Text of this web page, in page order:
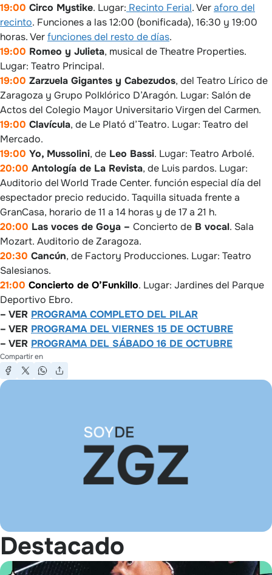
19:00 Circo Mystike. Lugar: Recinto Ferial. Veraforo del
recinto. Funciones a las 12:00 (bonificada), 16:30 y 19:00
horas. Verfunciones del resto de días.
19:00 Romeo y Julieta, musical de Theatre Properties.
Lugar: Teatro Principal.
19:00 Zarzuela Gigantes y Cabezudos, del Teatro Lírico de
Zaragoza y Grupo Polklórico D’Aragón. Lugar: Salón de
Actos del Colegio Mayor Universitario Virgen del Carmen.
19:00 Clavícula, de Le Plató d’Teatro. Lugar: Teatro del
Mercado.
19:00 Yo, Mussolini, de Leo Bassi. Lugar: Teatro Arbolé.
20:00 Antología de La Revista, de Luis pardos. Lugar:
Auditorio del World Trade Center. función especial día del
espectador precio reducido. Taquilla situada frente a
GranCasa, horario de 11 a 14 horas y de 17 a 21 h.
20:00 Las voces de Goya – Concierto de B vocal. Sala
Mozart. Auditorio de Zaragoza.
20:30 Cancún, de Factory Producciones. Lugar: Teatro
Salesianos.
21:00 Concierto de O’Funkillo. Lugar: Jardines del Parque
Deportivo Ebro.
– VER PROGRAMA COMPLETO DEL PILAR
– VER PROGRAMA DEL VIERNES 15 DE OCTUBRE
– VER PROGRAMA DEL SÁBADO 16 DE OCTUBRE
Compartir en
Destacado